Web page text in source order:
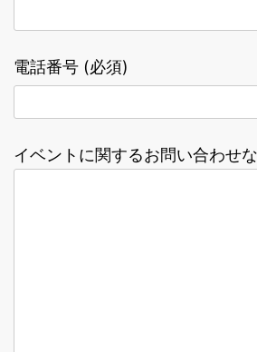
電話番号 (必須)
イベントに関するお問い合わせ